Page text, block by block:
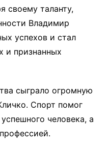
своему таланту,
Владимир
успехов и стал
и признанных
сыграло огромную
Спорт помог
человека, а